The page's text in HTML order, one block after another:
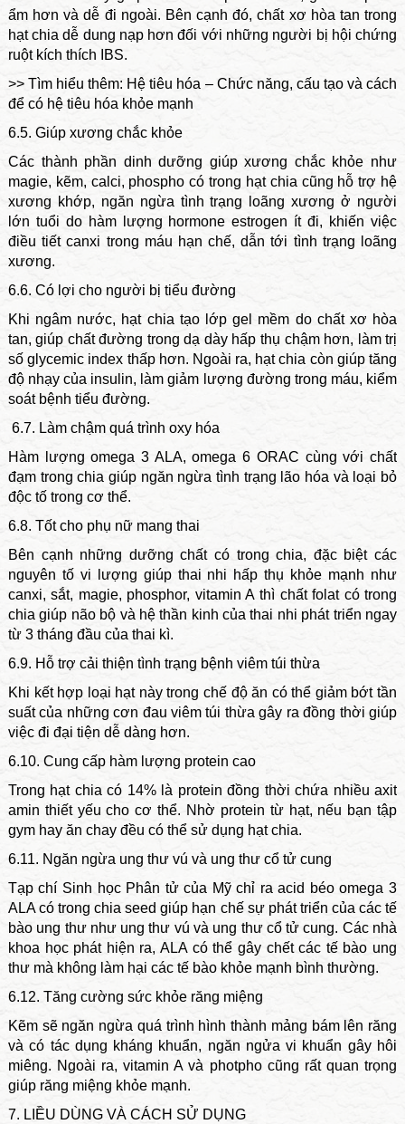
ẩm hơn và dễ đi ngoài. Bên cạnh đó, chất xơ hòa tan trong
hạt chia dễ dung nạp hơn đối với những người bị hội chứng
ruột kích thích IBS.
>> Tìm hiểu thêm: Hệ tiêu hóa – Chức năng, cấu tạo và cách
để có hệ tiêu hóa khỏe mạnh
6.5. Giúp xương chắc khỏe
Các thành phần dinh dưỡng giúp xương chắc khỏe như
magie, kẽm, calci, phospho có trong hạt chia cũng hỗ trợ hệ
xương khớp, ngăn ngừa tình trạng loãng xương ở người
lớn tuổi do hàm lượng hormone estrogen ít đi, khiến việc
điều tiết canxi trong máu hạn chế, dẫn tới tình trạng loãng
xương.
6.6. Có lợi cho người bị tiểu đường
Khi ngâm nước, hạt chia tạo lớp gel mềm do chất xơ hòa
tan, giúp chất đường trong dạ dày hấp thụ chậm hơn, làm trị
số glycemic index thấp hơn. Ngoài ra, hạt chia còn giúp tăng
độ nhạy của insulin, làm giảm lượng đường trong máu, kiểm
soát bệnh tiểu đường.
6.7. Làm chậm quá trình oxy hóa
Hàm lượng omega 3 ALA, omega 6 ORAC cùng với chất
đạm trong chia giúp ngăn ngừa tình trạng lão hóa và loại bỏ
độc tố trong cơ thể.
6.8. Tốt cho phụ nữ mang thai
Bên cạnh những dưỡng chất có trong chia, đặc biệt các
nguyên tố vi lượng giúp thai nhi hấp thụ khỏe mạnh như
canxi, sắt, magie, phosphor, vitamin A thì chất folat có trong
chia giúp não bộ và hệ thần kinh của thai nhi phát triển ngay
từ 3 tháng đầu của thai kì.
6.9. Hỗ trợ cải thiện tình trạng bệnh viêm túi thừa
Khi kết hợp loại hạt này trong chế độ ăn có thể giảm bớt tần
suất của những cơn đau viêm túi thừa gây ra đồng thời giúp
việc đi đại tiện dễ dàng hơn.
6.10. Cung cấp hàm lượng protein cao
Trong hạt chia có 14% là protein đồng thời chứa nhiều axit
amin thiết yếu cho cơ thể. Nhờ protein từ hạt, nếu bạn tập
gym hay ăn chay đều có thể sử dụng hạt chia.
6.11. Ngăn ngừa ung thư vú và ung thư cổ tử cung
Tạp chí Sinh học Phân tử của Mỹ chỉ ra acid béo omega 3
ALA có trong chia seed giúp hạn chế sự phát triển của các tế
bào ung thư như ung thư vú và ung thư cổ tử cung. Các nhà
khoa học phát hiện ra, ALA có thể gây chết các tế bào ung
thư mà không làm hại các tế bào khỏe mạnh bình thường.
6.12. Tăng cường sức khỏe răng miệng
Kẽm sẽ ngăn ngừa quá trình hình thành mảng bám lên răng
và có tác dụng kháng khuẩn, ngăn ngửa vi khuẩn gây hôi
miêng. Ngoài ra, vitamin A và photpho cũng rất quan trọng
giúp răng miệng khỏe mạnh.
7. LIỀU DÙNG VÀ CÁCH SỬ DỤNG